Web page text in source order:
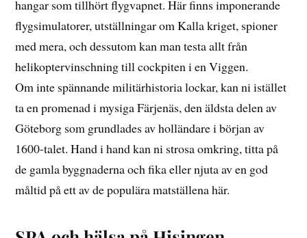
hangar som tillhört flygvapnet. Här finns imponerande
flygsimulatorer, utställningar om Kalla kriget, spioner
med mera, och dessutom kan man testa allt från
helikoptervinschning till cockpiten i en Viggen.
Om inte spännande militärhistoria lockar, kan ni istället
ta en promenad i mysiga Färjenäs, den äldsta delen av
Göteborg som grundlades av holländare i början av
1600-talet. Hand i hand kan ni strosa omkring, titta på
de gamla byggnaderna och fika eller njuta av en god
måltid på ett av de populära matställena här.